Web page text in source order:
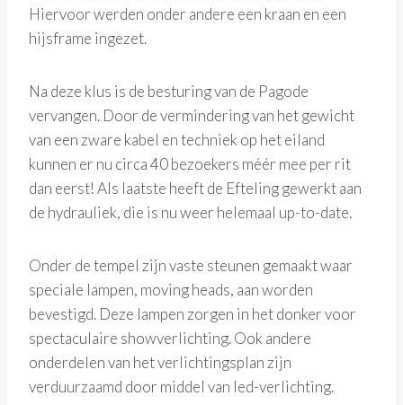
Hiervoor werden onder andere een kraan en een
hijsframe ingezet.
Na deze klus is de besturing van de Pagode
vervangen. Door de vermindering van het gewicht
van een zware kabel en techniek op het eiland
kunnen er nu circa 40 bezoekers méér mee per rit
dan eerst! Als laatste heeft de Efteling gewerkt aan
de hydrauliek, die is nu weer helemaal up-to-date.
Onder de tempel zijn vaste steunen gemaakt waar
speciale lampen, moving heads, aan worden
bevestigd. Deze lampen zorgen in het donker voor
spectaculaire showverlichting. Ook andere
onderdelen van het verlichtingsplan zijn
verduurzaamd door middel van led-verlichting.